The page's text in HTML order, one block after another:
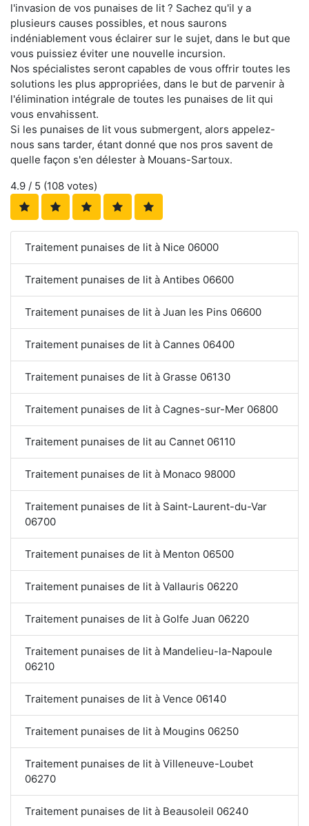
l'invasion de vos punaises de lit ? Sachez qu'il y a
plusieurs causes possibles, et nous saurons
indéniablement vous éclairer sur le sujet, dans le but que
vous puissiez éviter une nouvelle incursion.
Nos spécialistes seront capables de vous offrir toutes les
solutions les plus appropriées, dans le but de parvenir à
l'élimination intégrale de toutes les punaises de lit qui
vous envahissent.
Si les punaises de lit vous submergent, alors appelez-
nous sans tarder, étant donné que nos pros savent de
quelle façon s'en délester à Mouans-Sartoux.
4.9 / 5 (108 votes)
Traitement punaises de lit à Nice 06000
Traitement punaises de lit à Antibes 06600
Traitement punaises de lit à Juan les Pins 06600
Traitement punaises de lit à Cannes 06400
Traitement punaises de lit à Grasse 06130
Traitement punaises de lit à Cagnes-sur-Mer 06800
Traitement punaises de lit au Cannet 06110
Traitement punaises de lit à Monaco 98000
Traitement punaises de lit à Saint-Laurent-du-Var
06700
Traitement punaises de lit à Menton 06500
Traitement punaises de lit à Vallauris 06220
Traitement punaises de lit à Golfe Juan 06220
Traitement punaises de lit à Mandelieu-la-Napoule
06210
Traitement punaises de lit à Vence 06140
Traitement punaises de lit à Mougins 06250
Traitement punaises de lit à Villeneuve-Loubet
06270
Traitement punaises de lit à Beausoleil 06240